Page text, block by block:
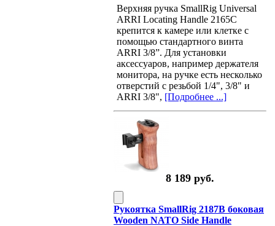
Верхняя ручка SmallRig Universal
ARRI Locating Handle 2165С
крепится к камере или клетке с
помощью стандартного винта
ARRI 3/8”. Для установки
аксессуаров, например держателя
монитора, на ручке есть несколько
отверстий с резьбой 1/4", 3/8" и
ARRI 3/8", [Подробнее ...]
8 189 руб.
Рукоятка SmallRig 2187B боковая
Wooden NATO Side Handle